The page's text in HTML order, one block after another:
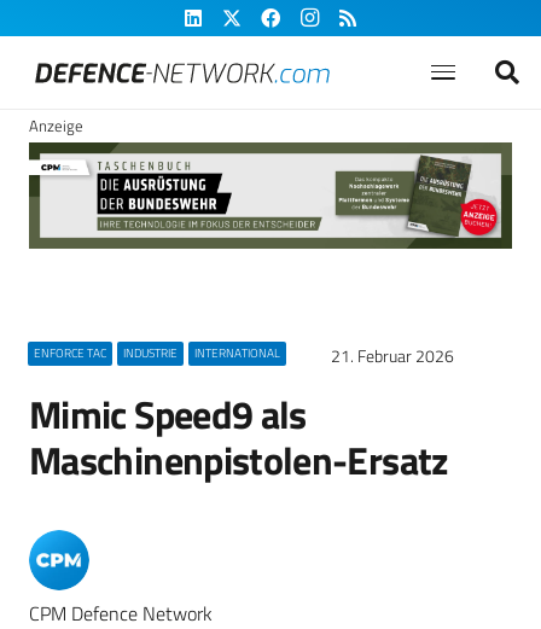
Anzeige
ENFORCE TAC INDUSTRIE INTERNATIONAL 21. Februar 2026
Mimic Speed9 als
Maschinenpistolen-Ersatz
CPM Defence Network